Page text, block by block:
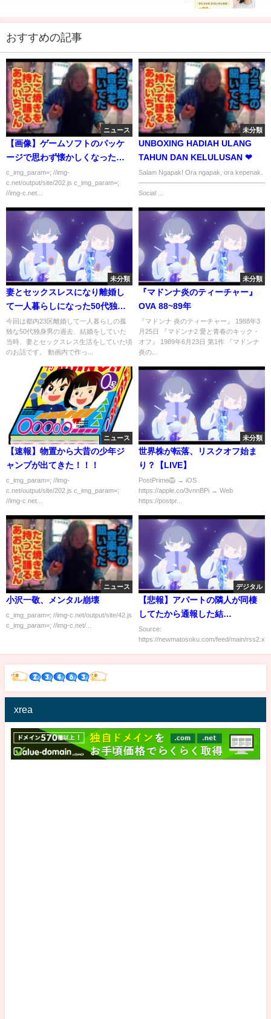
おすすめの記事
ニュース
【画像】ゲームソフトのパッケ
ージで思わず懐かしくなったら
死亡ｗｗｗｗｗｗ
c_img_param=; //img-
c.net/output/site/202.js c_img_param=;
//img-c.net...
未分類
UNBOXING HADIAH ULANG
TAHUN DAN KELULUSAN ❤
Salam Ngapak! Ora ngapak, ora kepenak.
Social ...
未分類
妻とセックスレスになり離婚し
て一人暮らしになった50代独身
男の末路…
今回は都内23区離婚して一人暮らしの孤
独な50代独身男の過去、結婚をしていた
当時、妻とセックスレス生活をしていた頃
のお話です。 動画内で作っ...
未分類
『マドンナ炎のティーチャー』
OVA 88~89年
『マドンナ 炎のティーチャー』 1988年3
月25日 『マドンナ2 愛と青春のキック・
オフ』 1989年6月23日 第1作 『マドンナ
炎の...
ニュース
【速報】物置から大昔の少年ジ
ャンプが出てきた！！！
c_img_param=; //img-
c.net/output/site/202.js c_img_param=;
//img-c.net...
未分類
世界株が転落、リスクオフ始ま
り？【LIVE】
PostPrime🦁 → iOS
https://apple.co/3vnnBPi → Web
https://postpr...
ニュース
小沢一敬、メンタル崩壊
c_img_param=; //img-c.net/output/site/42.js
c_img_param=; //img-c.net/...
デジタル
【悲報】アパートの隣人が同棲
してたから通報した結
果・・・・・
Source:
https://newmatosoku.com/feed/main/
xrea